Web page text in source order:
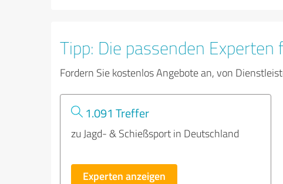
Tipp: Die passenden
Fordern Sie kostenlos Angebote an, von
1.091 Treffer
zu Jagd- & Schießsport in Deutschland
Experten anzeigen